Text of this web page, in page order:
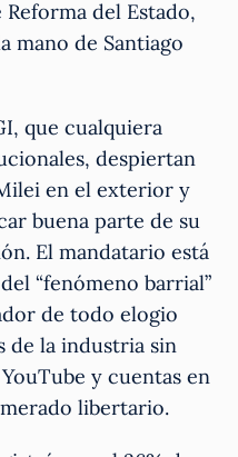
del Estado,
mano de Santiago
que cualquiera
despiertan
en el exterior y
buena parte de su
El mandatario está
“fenómeno barrial”
de todo elogio
de la industria sin
y cuentas en
libertario.